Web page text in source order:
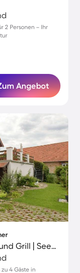
2 Personen – Ihr
Angebot
Schöne Wohnung mit Terrasse und Grill | Seeblick
4 Gäste in